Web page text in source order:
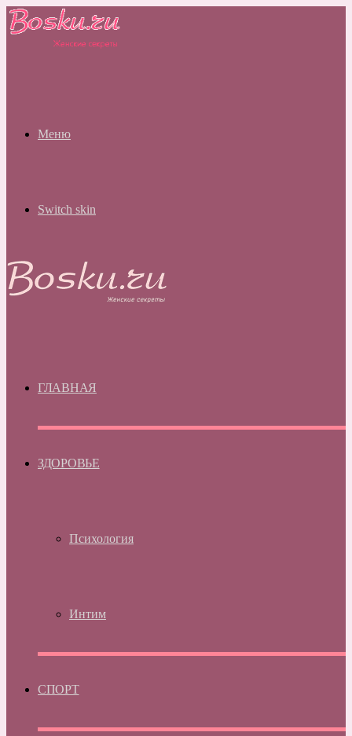
Меню
Switch skin
ГЛАВНАЯ
ЗДОРОВЬЕ
Психология
Интим
СПОРТ